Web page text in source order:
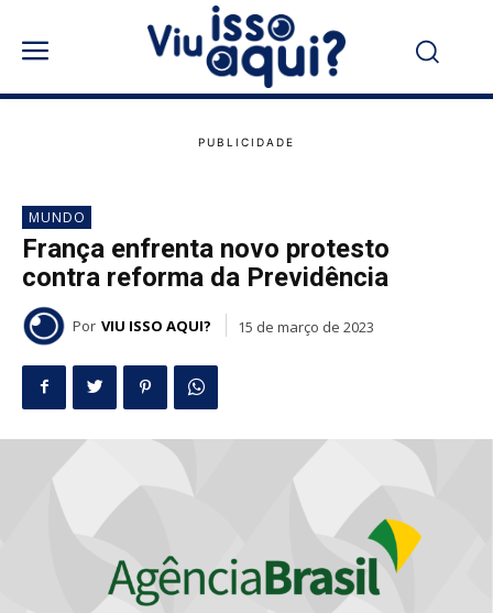
MUNDO
França enfrenta novo protesto
contra reforma da Previdência
Por VIU ISSO AQUI? 15 de março de 2023